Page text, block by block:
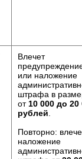
Влечет
или наложение
штрафа в
от 10 000 до 20
рублей
Повторно:
наложение